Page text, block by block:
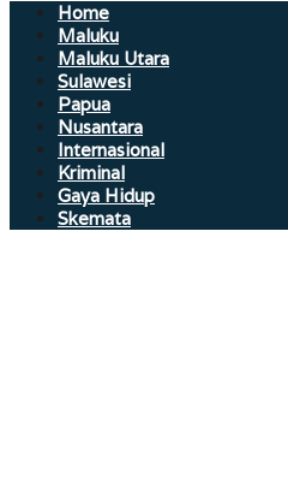
Home
Maluku
Maluku Utara
Sulawesi
Papua
Nusantara
Internasional
Kriminal
Gaya Hidup
Skemata